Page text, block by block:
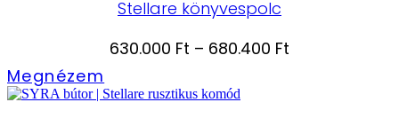
Stellare könyvespolc
630.000 Ft – 680.400 Ft
Megnézem